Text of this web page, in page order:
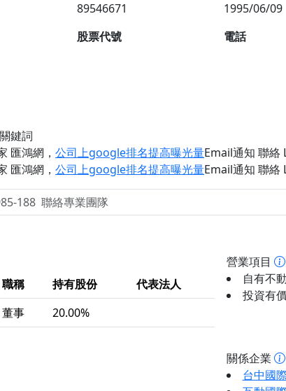
89546671
1995/06/09
股票代號 電話
鍵詞
匯鴻網 ， 公司上google排名提高曝光量Email通知 聯
匯鴻網 ， 公司上google排名提高曝光量Email通知 聯
職稱 持有股份
代表法人
董事 20.00%
營業項目
自有不
投資有
關係企業
台中國